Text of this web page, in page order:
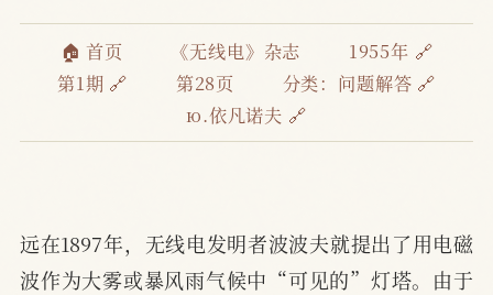
🏠 首页 《无线电》杂志
1955年 🔗
第1期 🔗
第28页 分类： 问题解答 🔗
ю.依凡诺夫 🔗
远在1897年，无线电发明者波波夫就提出了用电磁
波作为大雾或暴风雨气候中“可见的”灯塔。由于